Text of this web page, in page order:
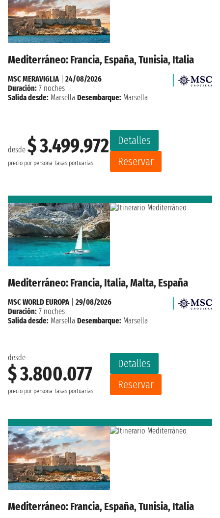
Mediterráneo: Francia, España, Tunisia, Italia
desde $ 3.499.972
precio por persona Tasas portuarias
Detalles
Reservar
MSC MERAVIGLIA
24/08/2026
Duración: 7 noches
Salida desde: Marsella Desembarque: Marsella
Mediterráneo: Francia, Italia, Malta, España
desde
$ 3.800.077
precio por persona Tasas portuarias
Detalles
Reservar
MSC WORLD EUROPA| 29/08/2026
Duración: 7 noches
Salida desde: Marsella Desembarque: Marsella
Mediterráneo: Francia, España, Tunisia, Italia